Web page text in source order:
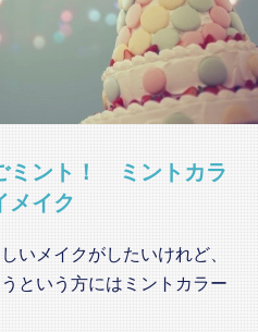
ミント！ ミントカラ
メイク
いメイクがしたいけれど、
という方にはミントカラー